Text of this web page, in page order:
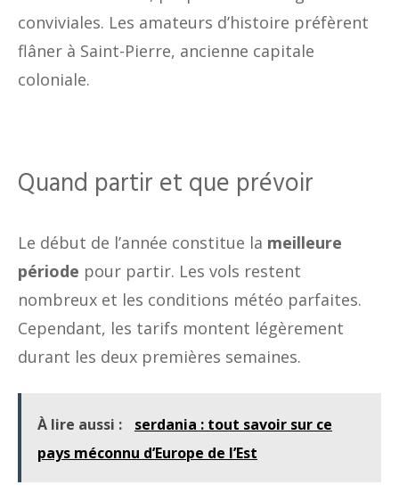
conviviales. Les amateurs d’histoire préfèrent
flâner à Saint-Pierre, ancienne capitale
coloniale.
Quand partir et que prévoir
Le début de l’année constitue la meilleure
période pour partir. Les vols restent
nombreux et les conditions météo parfaites.
Cependant, les tarifs montent légèrement
durant les deux premières semaines.
À lire aussi :
serdania : tout savoir sur ce
pays méconnu d’Europe de l’Est